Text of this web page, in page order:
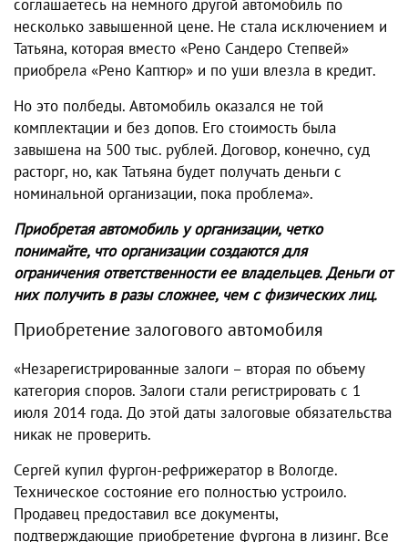
соглашаетесь на немного другой автомобиль по
несколько завышенной цене. Не стала исключением и
Татьяна, которая вместо «Рено Сандеро Степвей»
приобрела «Рено Каптюр» и по уши влезла в кредит.
Но это полбеды. Автомобиль оказался не той
комплектации и без допов. Его стоимость была
завышена на 500 тыс. рублей. Договор, конечно, суд
расторг, но, как Татьяна будет получать деньги с
номинальной организации, пока проблема».
Приобретая автомобиль у организации, четко
понимайте, что организации создаются для
ограничения ответственности ее владельцев. Деньги от
них получить в разы сложнее, чем с физических лиц.
Приобретение залогового автомобиля
«Незарегистрированные залоги – вторая по объему
категория споров. Залоги стали регистрировать с 1
июля 2014 года. До этой даты залоговые обязательства
никак не проверить.
Сергей купил фургон-рефрижератор в Вологде.
Техническое состояние его полностью устроило.
Продавец предоставил все документы,
подтверждающие приобретение фургона в лизинг. Все